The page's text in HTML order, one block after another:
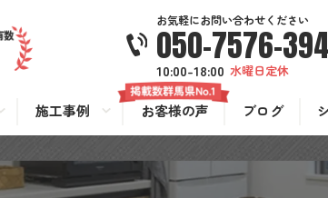
お気軽にお問い合わせください
050-7576-
10:00-18:00 水曜日定休
施工事例 お客様の声 ブログ